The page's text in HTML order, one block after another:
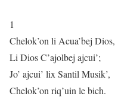
1
Chelok’on li Acua’bej Dios,
Li Dios C’ajolbej ajcui’;
Jo’ ajcui’ lix Santil Musik’,
Chelok’on riq’uin le bich.